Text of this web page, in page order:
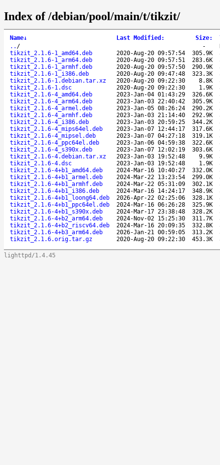
Index of /debian/pool/main/t/tikzit/
Name↓ Last Modified : Size:
.. / -
tikzit_2.1.6-1_amd64.deb
2020-Aug-20 09:57:54 305.9K
tikzit_2.1.6-1_arm64.deb
2020-Aug-20 09:57:51 283.6K
tikzit_2.1.6-1_armhf.deb
2020-Aug-20 09:57:50 290.9K
tikzit_2.1.6-1_i386.deb
2020-Aug-20 09:47:48 323.3K
tikzit_2.1.6-1.debian.tar.xz
2020-Aug-20 09:22:30 8.8K
tikzit_2.1.6-1.dsc
2020-Aug-20 09:22:30 1.9K
tikzit_2.1.6-4_amd64.deb
2023-Jan-04 01:43:29 326.6K
tikzit_2.1.6-4_arm64.deb
2023-Jan-03 22:40:42 305.9K
tikzit_2.1.6-4_armel.deb
2023-Jan-05 08:26:24 290.2K
tikzit_2.1.6-4_armhf.deb
2023-Jan-03 21:14:40 292.9K
tikzit_2.1.6-4_i386.deb
2023-Jan-03 20:59:25 344.2K
tikzit_2.1.6-4_mips64el.deb
2023-Jan-07 12:44:17 317.6K
tikzit_2.1.6-4_mipsel.deb
2023-Jan-07 04:27:18 319.1K
tikzit_2.1.6-4_ppc64el.deb
2023-Jan-06 04:59:38 322.6K
tikzit_2.1.6-4_s390x.deb
2023-Jan-07 12:02:19 303.6K
tikzit_2.1.6-4.debian.tar.xz
2023-Jan-03 19:52:48 9.9K
tikzit_2.1.6-4.dsc
2023-Jan-03 19:52:48 1.9K
tikzit_2.1.6-4+b1_amd64.deb
2024-Mar-16 10:40:27 332.0K
tikzit_2.1.6-4+b1_armel.deb
2024-Mar-22 13:23:54 299.0K
tikzit_2.1.6-4+b1_armhf.deb
2024-Mar-22 05:31:09 302.1K
tikzit_2.1.6-4+b1_i386.deb
2024-Mar-16 14:24:17 348.9K
tikzit_2.1.6-4+b1_loong64.deb
2026-Apr-22 02:25:06 328.1K
tikzit_2.1.6-4+b1_ppc64el.deb
2024-Mar-16 06:26:28 325.9K
tikzit_2.1.6-4+b1_s390x.deb
2024-Mar-17 23:38:48 328.2K
tikzit_2.1.6-4+b2_arm64.deb
2024-Nov-02 15:25:30 311.7K
tikzit_2.1.6-4+b2_riscv64.deb
2024-Mar-16 20:09:35 332.8K
tikzit_2.1.6-4+b3_arm64.deb
2026-Jan-21 00:59:05 313.2K
tikzit_2.1.6.orig.tar.gz
2020-Aug-20 09:22:30 453.3K
lighttpd/1.4.45